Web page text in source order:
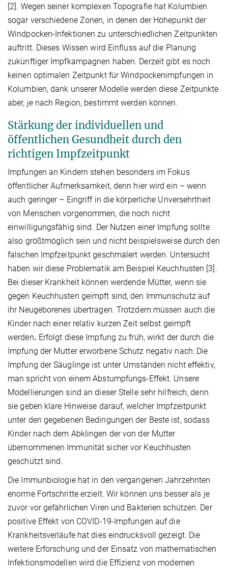
[2]. Wegen seiner komplexen Topografie hat Kolumbien
sogar verschiedene Zonen, in denen der Höhepunkt der
Windpocken-Infektionen zu unterschiedlichen Zeitpunkten
auftritt. Dieses Wissen wird Einfluss auf die Planung
zukünftiger Impfkampagnen haben. Derzeit gibt es noch
keinen optimalen Zeitpunkt für Windpockenimpfungen in
Kolumbien, dank unserer Modelle werden diese Zeitpunkte
aber, je nach Region, bestimmt werden können.
Stärkung der individuellen und
öffentlichen Gesundheit durch den
richtigen Impfzeitpunkt
Impfungen an Kindern stehen besonders im Fokus
öffentlicher Aufmerksamkeit, denn hier wird ein – wenn
auch geringer – Eingriff in die körperliche Unversehrtheit
von Menschen vorgenommen, die noch nicht
einwilligungsfähig sind. Der Nutzen einer Impfung sollte
also größtmöglich sein und nicht beispielsweise durch den
falschen Impfzeitpunkt geschmälert werden. Untersucht
haben wir diese Problematik am Beispiel Keuchhusten [3].
Bei dieser Krankheit können werdende Mütter, wenn sie
gegen Keuchhusten geimpft sind, den Immunschutz auf
ihr Neugeborenes übertragen. Trotzdem müssen auch die
Kinder nach einer relativ kurzen Zeit selbst geimpft
werden. Erfolgt diese Impfung zu früh, wirkt der durch die
Impfung der Mutter erworbene Schutz negativ nach: Die
Impfung der Säuglinge ist unter Umständen nicht effektiv,
man spricht von einem Abstumpfungs-Effekt. Unsere
Modellierungen sind an dieser Stelle sehr hilfreich, denn
sie geben klare Hinweise darauf, welcher Impfzeitpunkt
unter den gegebenen Bedingungen der Beste ist, sodass
Kinder nach dem Abklingen der von der Mutter
übernommenen Immunität sicher vor Keuchhusten
geschützt sind.
Die Immunbiologie hat in den vergangenen Jahrzehnten
enorme Fortschritte erzielt. Wir können uns besser als je
zuvor vor gefährlichen Viren und Bakterien schützen. Der
positive Effekt von COVID-19-Impfungen auf die
Krankheitsverläufe hat dies eindrucksvoll gezeigt. Die
weitere Erforschung und der Einsatz von mathematischen
Infektionsmodellen wird die Effizienz von modernen